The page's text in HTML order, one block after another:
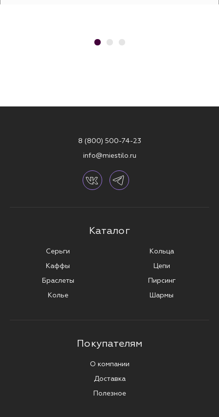
8 (800) 500-74-23
info@miestilo.ru
Каталог
Серьги
Каффы
Браслеты
Колье
Кольца
Цепи
Пирсинг
Шармы
Покупателям
О компании
Доставка
Полезное